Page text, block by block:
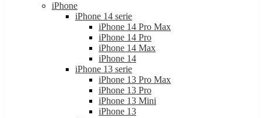
iPhone
iPhone 14 serie
iPhone 14 Pro Max
iPhone 14 Pro
iPhone 14 Max
iPhone 14
iPhone 13 serie
iPhone 13 Pro Max
iPhone 13 Pro
iPhone 13 Mini
iPhone 13